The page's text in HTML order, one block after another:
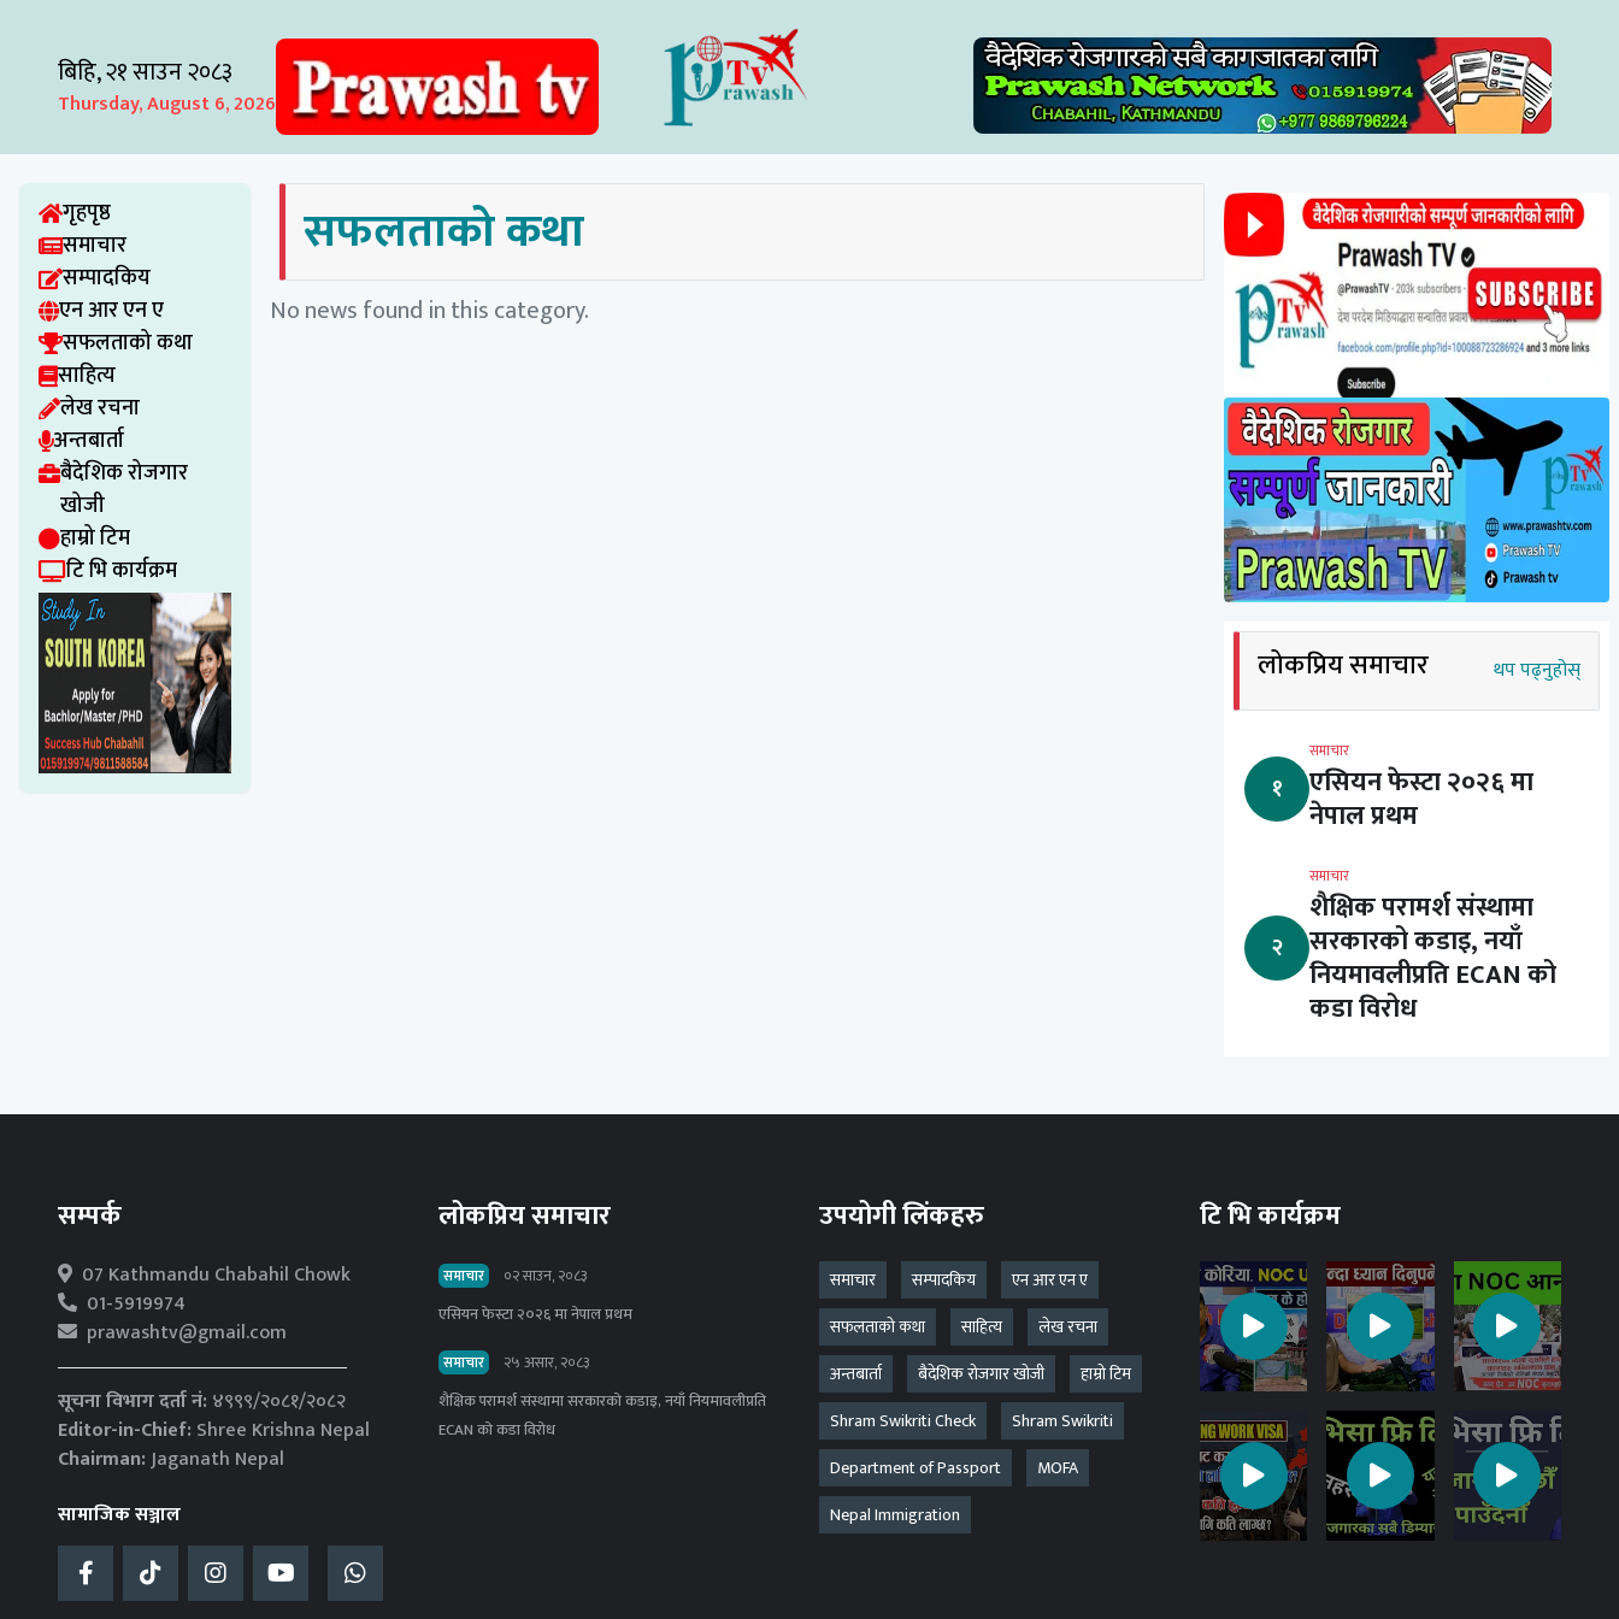
बिहि, २१ साउन २०८३
Thursday, August 6, 2026
गृहपृष्ठ
समाचार
सम्पादकिय
एन आर एन ए
सफलताको कथा
साहित्य
लेख रचना
अन्तबार्ता
बैदेशिक रोजगार
खोजी
हाम्रो टिम
टि भि कार्यक्रम
सफलताको कथा
No news found in this category.
लोकप्रिय समाचार थप पढ्नुहोस्
१
समाचार
एसियन फेस्टा २०२६ मा
नेपाल प्रथम
२
समाचार
शैक्षिक परामर्श संस्थामा
सरकारको कडाइ, नयाँ
नियमावलीप्रति ECAN को
कडा विरोध
सम्पर्क
07 Kathmandu Chabahil Chowk
01-5919974
prawashtv@gmail.com
सूचना विभाग दर्ता नं: ४९९९/२०८१/२०८२
Editor-in-Chief: Shree Krishna Nepal
Chairman:Jaganath Nepal
सामाजिक सञ्जाल
लोकप्रिय समाचार
समाचार
०२ साउन, २०८३
एसियन फेस्टा २०२६ मा नेपाल प्रथम
समाचार
२५ असार, २०८३
शैक्षिक परामर्श संस्थामा सरकारको कडाइ, नयाँ नियमावलीप्रति
ECAN को कडा विरोध
उपयोगी लिंकहरु
समाचार सम्पादकिय
एन आर एन ए
सफलताको कथा
साहित्य
लेख रचना
अन्तबार्ता
बैदेशिक रोजगार खोजी
हाम्रो टिम
Shram Swikriti Check
Shram Swikriti
Department of Passport
MOFA
Nepal Immigration
टि भि कार्यक्रम